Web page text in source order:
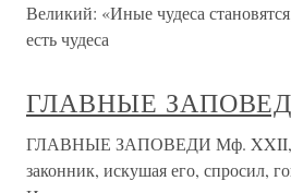
Великий: «Иные чудеса
есть чудеса
ГЛАВНЫЕ
ГЛАВНЫЕ ЗАПОВЕДИ Мф. XXII,
законник, искушая его, спросил,